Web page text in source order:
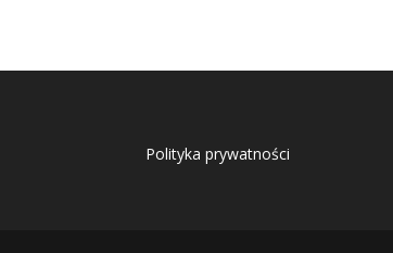
Polityka prywatności